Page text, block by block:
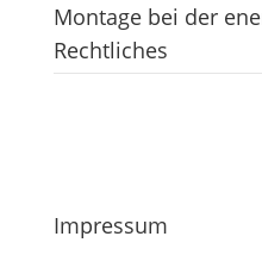
Montage bei der
Rechtliches
Impressum